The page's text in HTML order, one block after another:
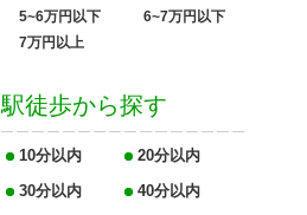
5~6万円以下
6~7万円以下
7万円以上
駅徒歩から探す
10分以内
20分以内
30分以内
40分以内